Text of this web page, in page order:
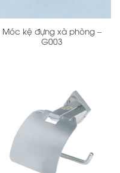
Móc kệ đựng xà phòng –
G003